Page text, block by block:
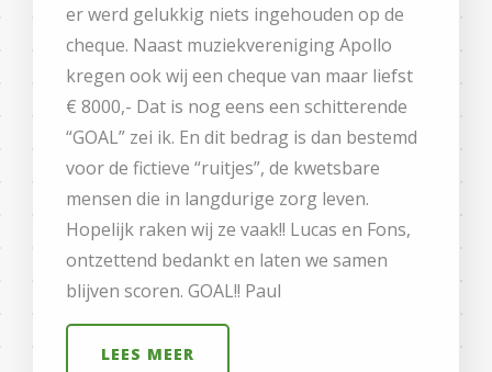
er werd gelukkig niets ingehouden op de
cheque. Naast muziekvereniging Apollo
kregen ook wij een cheque van maar liefst
€ 8000,- Dat is nog eens een schitterende
“GOAL” zei ik. En dit bedrag is dan bestemd
voor de fictieve “ruitjes”, de kwetsbare
mensen die in langdurige zorg leven.
Hopelijk raken wij ze vaak!! Lucas en Fons,
ontzettend bedankt en laten we samen
blijven scoren. GOAL!! Paul
LEES MEER